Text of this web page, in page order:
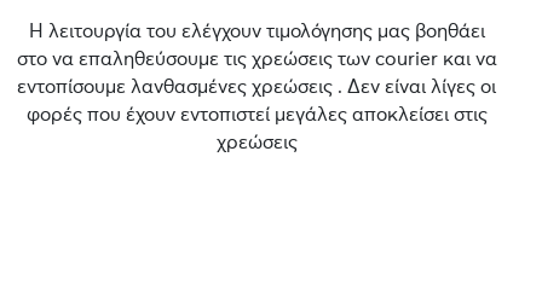
Η λειτουργία του ελέγχουν τιμολόγησης μας βοηθάει
στο να επαληθεύσουμε τις χρεώσεις των courier και να
εντοπίσουμε λανθασμένες χρεώσεις . Δεν είναι λίγες οι
φορές που έχουν εντοπιστεί μεγάλες αποκλείσει στις
χρεώσεις